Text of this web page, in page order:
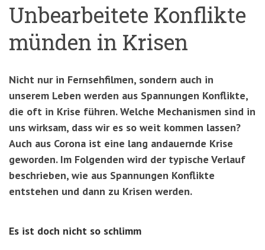
Unbearbeitete Konflikte
münden in Krisen
Nicht nur in Fernsehfilmen, sondern auch in
unserem Leben werden aus Spannungen Konflikte,
die oft in Krise führen. Welche Mechanismen sind in
uns wirksam, dass wir es so weit kommen lassen?
Auch aus Corona ist eine lang andauernde Krise
geworden. Im Folgenden wird der typische Verlauf
beschrieben, wie aus Spannungen Konflikte
entstehen und dann zu Krisen werden.
Es ist doch nicht so schlimm